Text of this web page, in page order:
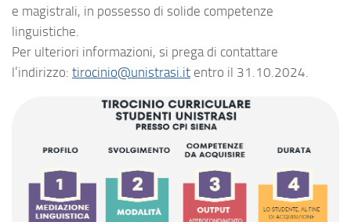
e magistrali, in possesso di solide competenze
linguistiche.
Per ulteriori informazioni, si prega di contattare
l’indirizzo: tirocinio@unistrasi.it entro il 31.10.2024.